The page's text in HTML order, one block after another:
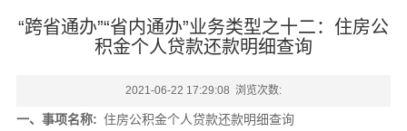
“跨省通办”“省内通办”业务类型之十二：住房公
积金个人贷款还款明细查询
2021-06-22 17:29:08 浏览次数:
一、事项名称: 住房公积金个人贷款还款明细查询